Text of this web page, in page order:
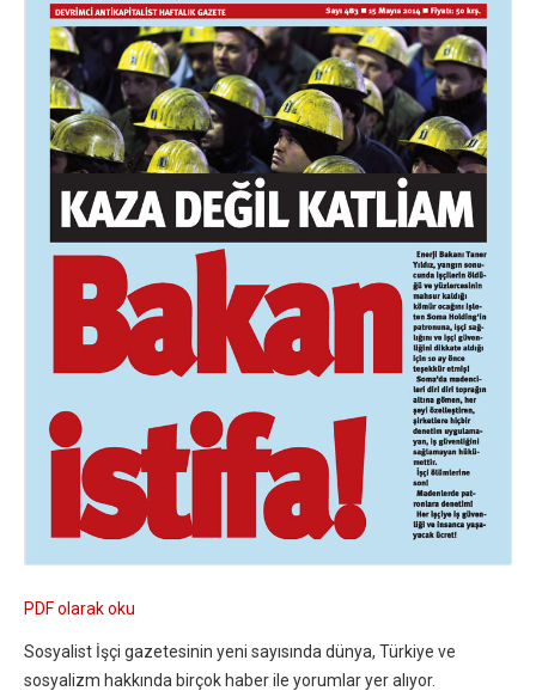
PDF olarak oku
Sosyalist İşçi gazetesinin yeni sayısında dünya, Türkiye ve
sosyalizm hakkında birçok haber ile yorumlar yer alıyor.